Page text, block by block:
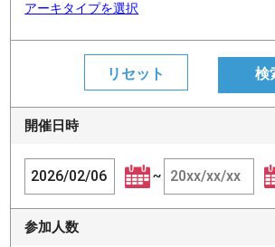
アーキタイプを選択
開催日時
~
参加人数